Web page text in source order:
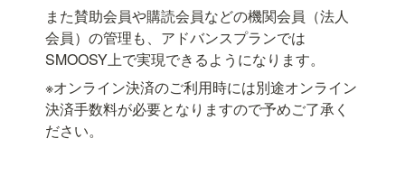
また賛助会員や購読会員などの機関会員（法人
会員）の管理も、アドバンスプランでは
SMOOSY上で実現できるようになります。
※オンライン決済のご利用時には別途オンライン
決済手数料が必要となりますので予めご了承く
ださい。